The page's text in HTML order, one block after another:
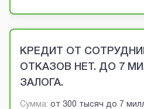
КРЕДИТ ОТ
ОТКАЗОВ НЕТ. ДО 7
ЗАЛОГА.
Сумма: от 300 тысяч до 7